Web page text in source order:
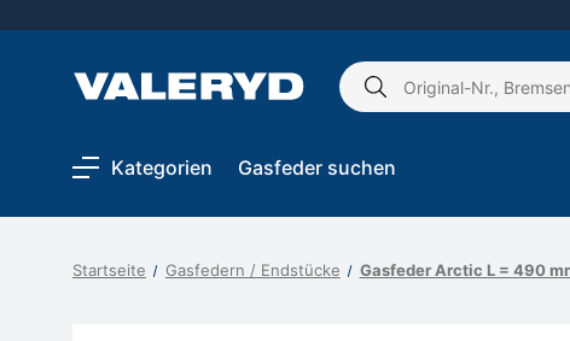
Schlagwort
Kategorien Gasfeder suchen
Startseite Gasfedern / Endstücke Gasfeder Arctic L = 490